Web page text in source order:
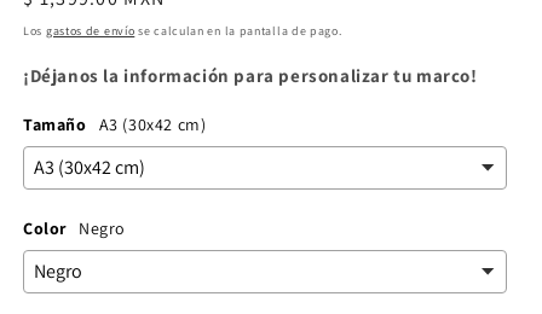
habitual
Los gastos de envío se calculan en la pantalla de pago.
¡Déjanos la información para personalizar tu marco!
Tamaño A3 (30x42 cm)
Color Negro